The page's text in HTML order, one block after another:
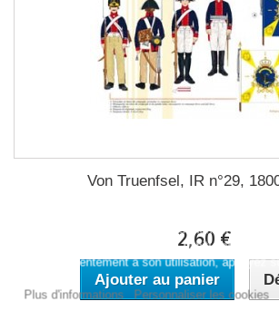
Von Truenfsel, IR n°29,
2,60 €
Ajouter au panier
améliorer nos services et vous montrer des
préférences en analysant vos habitudes de
votre consentement à son utilisation, appuyez
Plus d'informations
Personnaliser les cookies